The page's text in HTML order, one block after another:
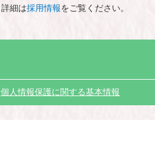
詳細は採用情報をご覧ください。
個人情報保護に関する基本情報